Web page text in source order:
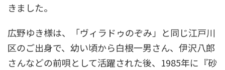
きました。
広野ゆき様は、「ヴィラドゥのぞみ」と同じ江戸川
区のご出身で、幼い頃から白根一男さん、伊沢八郎
さんなどの前唄として活躍された後、1985年に『砂